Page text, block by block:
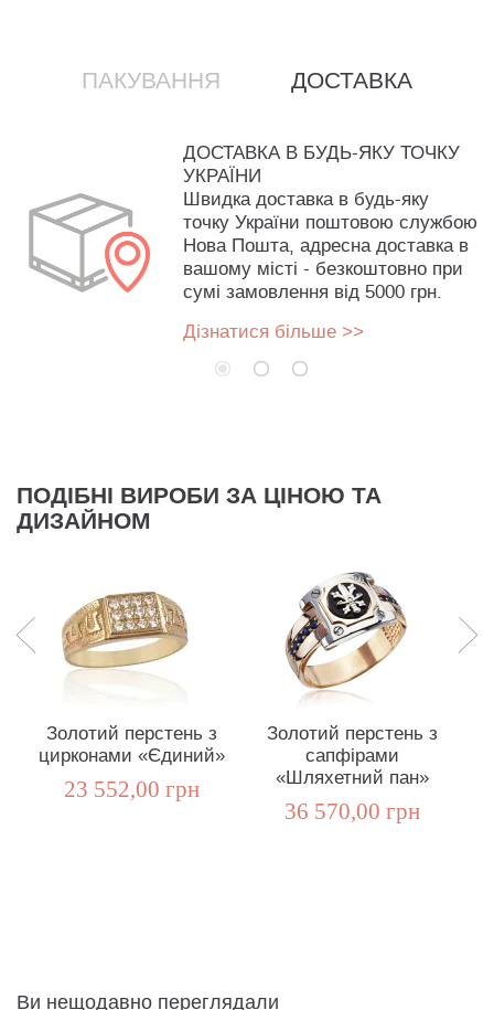
ПАКУВАННЯ ДОСТАВКА
ДОСТАВКА В БУДЬ-ЯКУ ТОЧКУ
УКРАЇНИ
Швидка доставка в будь-яку
точку України поштовою службою
Нова Пошта, адресна доставка в
вашому місті - безкоштовно при
сумі замовлення від 5000 грн.
Дізнатися більше >>
ПОДІБНІ ВИРОБИ ЗА ЦІНОЮ ТА
ДИЗАЙНОМ
Золотий перстень з
цирконами «Єдиний»
23 552,00 грн
Золотий перстень з
сапфірами
«Шляхетний пан»
36 570,00 грн
Ви нещодавно переглядали